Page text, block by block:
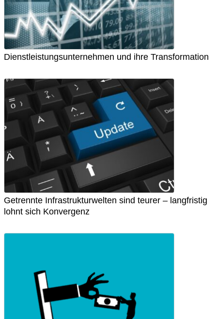
Dienstleistungsunternehmen und ihre Transformation
Getrennte Infrastrukturwelten sind teurer – langfristig
lohnt sich Konvergenz